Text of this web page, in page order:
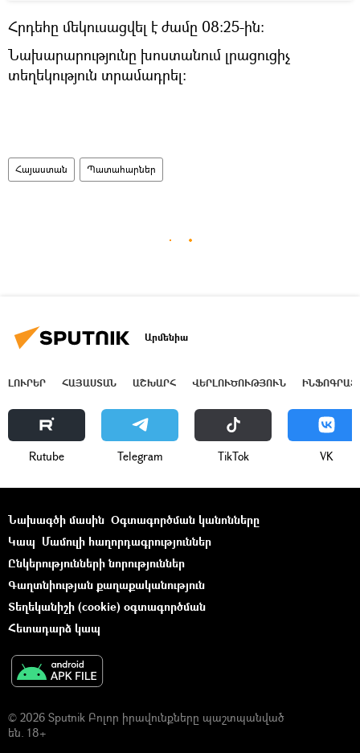
Հրդեհը մեկուսացվել է ժամը 08:25-ին:
Նախարարությունը խոստանում լրացուցիչ
տեղեկություն տրամադրել:
Հայաստան Պատահարներ
Արմենիա
ԼՈՒՐԵՐ ՀԱՅԱՍՏԱՆ ԱՇԽԱՐՀ ՎԵՐԼՈՒԾՈՒԹՅՈՒՆ
Rutube Telegram ТikТоk VK
Նախագծի մասին Օգտագործման կանոնները
Կապ Մամուլի հաղորդագրություններ
Ընկերությունների նորություններ
Գաղտնիության քաղաքականություն
Տեղեկանիշի (cookie) օգտագործման
Հետադարձ կապ
© 2026 Sputnik Բոլոր իրավունքները պաշտպանված
են. 18+